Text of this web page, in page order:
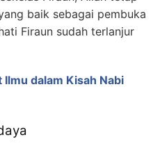
baik sebagai pembuka
Firaun sudah terlanjur
dalam Kisah Nabi